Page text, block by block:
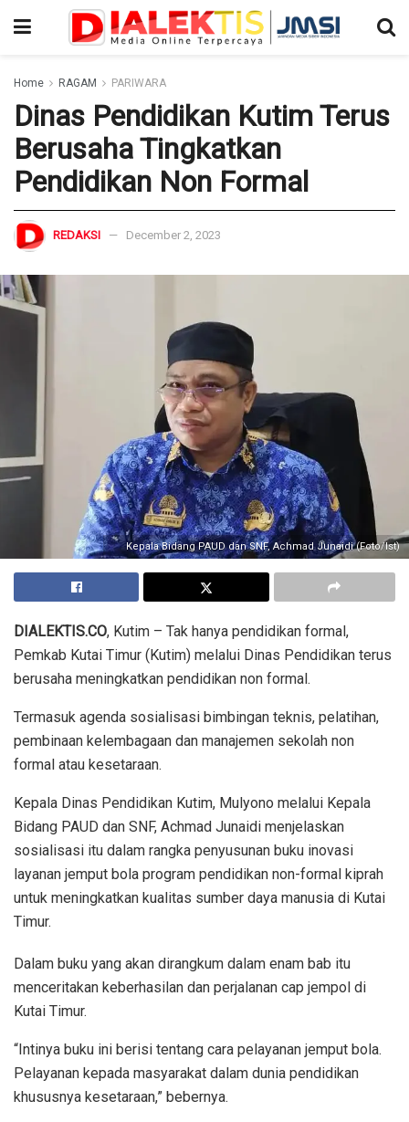
Home RAGAM PARIWARA
Dinas Pendidikan Kutim Terus
Berusaha Tingkatkan
Pendidikan Non Formal
REDAKSI December 2, 2023
Kepala Bidang PAUD dan SNF, Achmad Junaidi (Foto/Ist)
DIALEKTIS.CO, Kutim – Tak hanya pendidikan formal,
Pemkab Kutai Timur (Kutim) melalui Dinas Pendidikan terus
berusaha meningkatkan pendidikan non formal.
Termasuk agenda sosialisasi bimbingan teknis, pelatihan,
pembinaan kelembagaan dan manajemen sekolah non
formal atau kesetaraan.
Kepala Dinas Pendidikan Kutim, Mulyono melalui Kepala
Bidang PAUD dan SNF, Achmad Junaidi menjelaskan
sosialisasi itu dalam rangka penyusunan buku inovasi
layanan jemput bola program pendidikan non-formal kiprah
untuk meningkatkan kualitas sumber daya manusia di Kutai
Timur.
Dalam buku yang akan dirangkum dalam enam bab itu
menceritakan keberhasilan dan perjalanan cap jempol di
Kutai Timur.
“Intinya buku ini berisi tentang cara pelayanan jemput bola.
Pelayanan kepada masyarakat dalam dunia pendidikan
khususnya kesetaraan,” bebernya.